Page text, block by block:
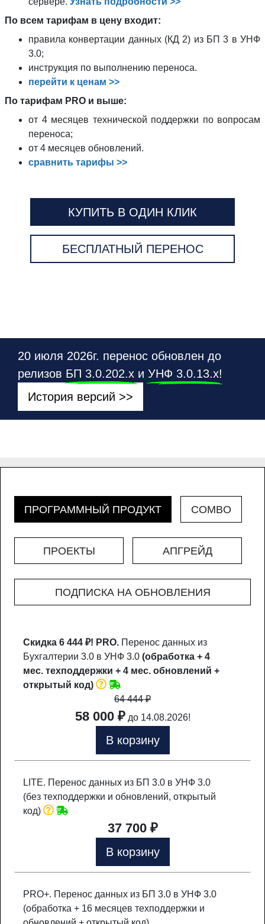
По всем тарифам в цену входит:
правила конвертации данных (КД 2) из БП 3 в УНФ
3.0;
инструкция по выполнению переноса.
перейти к ценам >>
По тарифам PRO и выше:
от 4 месяцев технической поддержки по вопросам
переноса;
от 4 месяцев обновлений.
сравнить тарифы >>
КУПИТЬ В ОДИН КЛИК
БЕСПЛАТНЫЙ ПЕРЕНОС
20 июля 2026г. перенос обновлен до
релизов БП 3.0.202.х и УНФ 3.0.13.х!
История версий >>
ПРОГРАММНЫЙ ПРОДУКТ COMBO
ПРОЕКТЫ АПГРЕЙД
ПОДПИСКА НА ОБНОВЛЕНИЯ
Скидка 6 444 ₽! PRO. Перенос данных из
Бухгалтерии 3.0 в УНФ 3.0 (обработка + 4
мес. техподдержки + 4 мес. обновлений +
открытый код)
64 444₽
58 000 ₽до 14.08.2026!
В корзину
LITE. Перенос данных из БП 3.0 в УНФ 3.0
(без техподдержки и обновлений, открытый
код)
37 700 ₽
В корзину
PRO+. Перенос данных из БП 3.0 в УНФ 3.0
(обработка + 16 месяцев техподдержки и